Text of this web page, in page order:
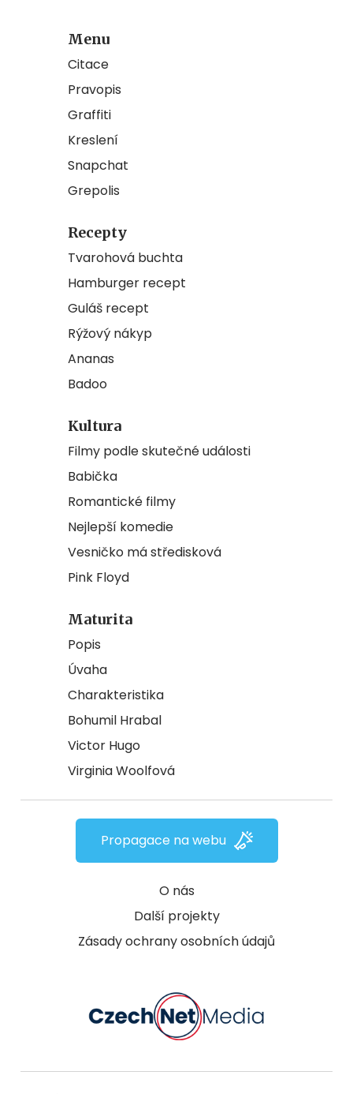
Menu
Citace
Pravopis
Graffiti
Kreslení
Snapchat
Grepolis
Recepty
Tvarohová buchta
Hamburger recept
Guláš recept
Rýžový nákyp
Ananas
Badoo
Kultura
Filmy podle skutečné události
Babička
Romantické filmy
Nejlepší komedie
Vesničko má středisková
Pink Floyd
Maturita
Popis
Úvaha
Charakteristika
Bohumil Hrabal
Victor Hugo
Virginia Woolfová
O nás
Další projekty
Zásady ochrany osobních údajů
Propagace na webu